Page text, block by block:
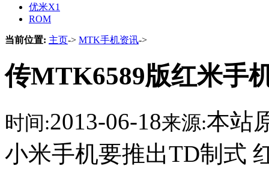
优米X1
ROM
当前位置: 主页-> MTK手机资讯->
传MTK6589版红米手
时间:2013-06-18来源:本站
小米手机要推出TD制式